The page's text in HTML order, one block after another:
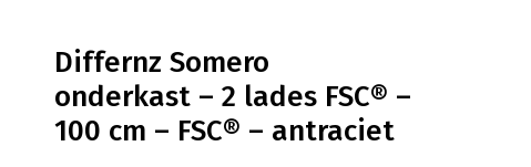
Differnz Somero
onderkast – 2 lades FSC® –
100 cm – FSC® – antraciet